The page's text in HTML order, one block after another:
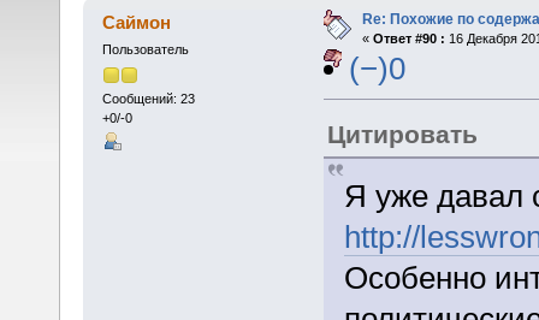
Саймон
Пользователь
Сообщений: 23
+0/-0
Re: Похожие по
« Ответ #90 : 16 Декабря
(−)0
Цитировать
Я уже давал
http://
Особенно